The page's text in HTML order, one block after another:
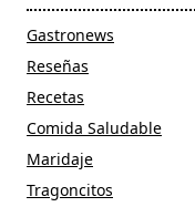
Gastronews
Reseñas
Recetas
Comida Saludable
Maridaje
Tragoncitos